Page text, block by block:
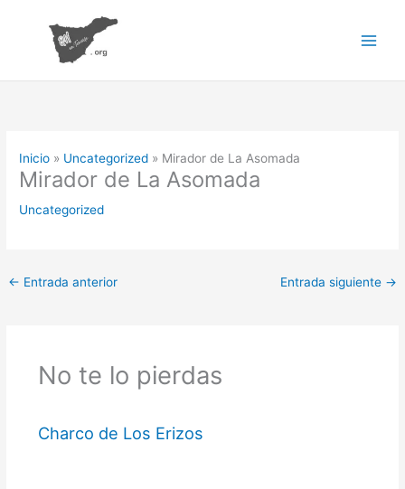
contenido
Inicio Uncategorized Mirador de La Asomada
Mirador de La Asomada
Uncategorized
← Entrada anterior Entrada siguiente →
No te lo pierdas
Charco de Los Erizos